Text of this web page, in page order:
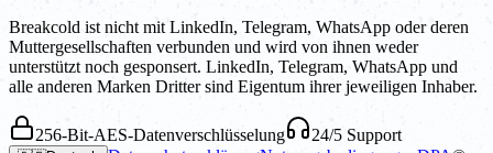
Breakcold ist nicht mit LinkedIn, Telegram, WhatsApp oder deren
Muttergesellschaften verbunden und wird von ihnen weder
unterstützt noch gesponsert. LinkedIn, Telegram, WhatsApp und
alle anderen Marken Dritter sind Eigentum ihrer jeweiligen Inhaber.
256-Bit-AES-Datenverschlüsselung 24/5 Support